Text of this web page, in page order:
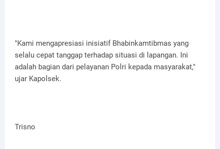
"Kami mengapresiasi inisiatif Bhabinkamtibmas yang
selalu cepat tanggap terhadap situasi di lapangan. Ini
adalah bagian dari pelayanan Polri kepada masyarakat,"
ujar Kapolsek.
Trisno